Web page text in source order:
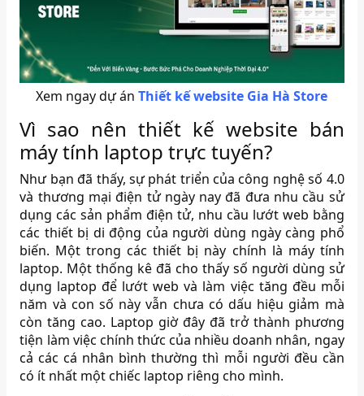
Xem ngay dự ánThiết kế website Gia Hà Store
Vì sao nên thiết kế website bán
máy tính laptop trực tuyến?
Như bạn đã thấy, sự phát triển của công nghệ số 4.0
và thương mại điện tử ngày nay đã đưa nhu cầu sử
dụng các sản phẩm điện tử, nhu cầu lướt web bằng
các thiết bị di động của người dùng ngày càng phổ
biến. Một trong các thiết bị này chính là máy tính
laptop. Một thống kê đã cho thấy số người dùng sử
dụng laptop để lướt web và làm việc tăng đều mỗi
năm và con số này vẫn chưa có dấu hiệu giảm mà
còn tăng cao. Laptop giờ đây đã trở thành phương
tiện làm việc chính thức của nhiều doanh nhân, ngay
cả các cá nhân bình thường thì mỗi người đều cần
có ít nhất một chiếc laptop riêng cho mình.